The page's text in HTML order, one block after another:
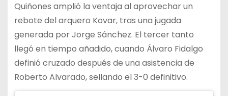
Quiñones amplió la ventaja al aprovechar un
rebote del arquero Kovar, tras una jugada
generada por Jorge Sánchez. El tercer tanto
llegó en tiempo añadido, cuando Álvaro Fidalgo
definió cruzado después de una asistencia de
Roberto Alvarado, sellando el 3-0 definitivo.